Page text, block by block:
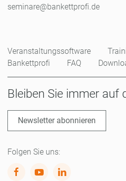
seminare@bankettprofi.de
Veranstaltungssoftware
Bankettprofi
FAQ
Bleiben Sie immer auf
Newsletter abonnieren
Folgen Sie uns: